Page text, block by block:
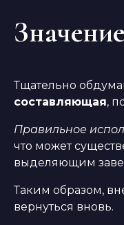
Тщательно
составляющая,
Правильное
что может
выделяющим
Таким образом,
вернуться вновь.